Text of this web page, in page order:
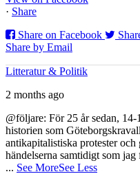
· Share
Share on Facebook
Share by Email
Litteratur & Politik
2 months ago
@följare: För 25 år sedan,
historien som
antikapitalistiska protester
händelserna samtidigt som
... See MoreSee Less